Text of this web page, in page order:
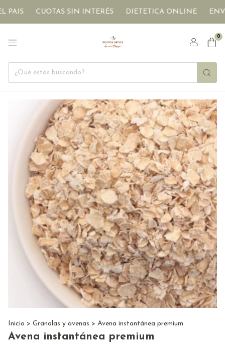
CUOTAS SIN INTERÉS DIETETICA ONLINE ENVÍOS A
0
Inicio > Granolas y avenas > Avena instantánea premium
Avena instantánea premium